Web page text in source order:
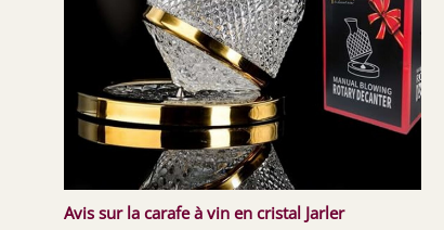
Avis sur la carafe à vin en cristal Jarler